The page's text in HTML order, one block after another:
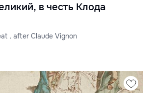
в честь Клода
, after Claude Vignon